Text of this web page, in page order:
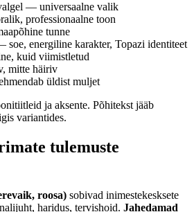
— universaalne valik
professionaalne toon
tunne
energiline karakter, Topazi identiteet
kuid viimistletud
mitte häiriv
üldist muljet
ja aksente. Põhitekst jääb
variantides.
tulemuste
roosa) sobivad inimestekesksete
haridus, tervishoid. Jahedamad